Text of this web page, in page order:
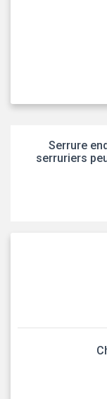
Serrure
serruriers